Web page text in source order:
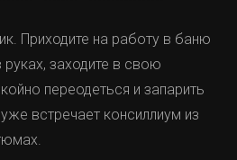
Приходите на работу в баню
заходите в свою
переодеться и запарить
встречает консиллиум из